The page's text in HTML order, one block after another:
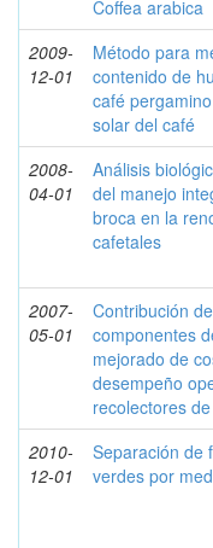
Coffea arabica
2009-
12-01
Método para
contenido de
café
solar del café
2008-
04-01
Análisis
del manejo
broca en la
cafetales
2007-
05-01
Contribución
componentes
mejorado de
desempeño
recolectores
2010-
12-01
Separación de
verdes por